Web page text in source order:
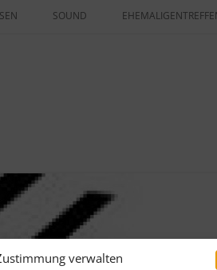
verwalten
SOUND